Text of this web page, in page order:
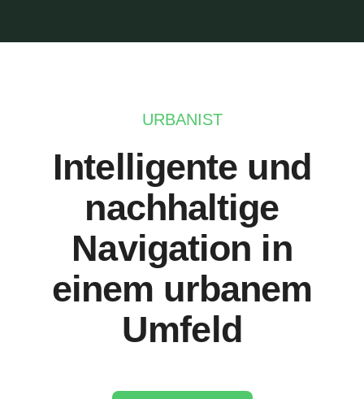
URBANIST
Intelligente und
nachhaltige
Navigation in
einem urbanem
Umfeld